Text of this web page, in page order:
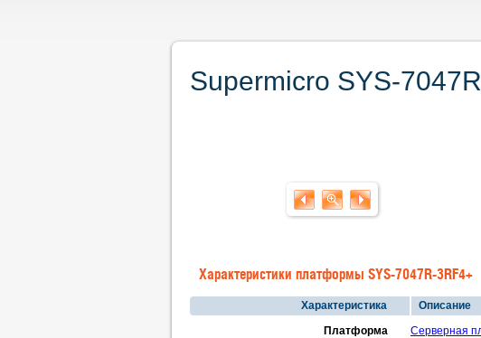
Supermicro SYS-
Характеристики платформы SYS-7047R-3RF4+
Характеристика
Описание
Платформа
Серверная